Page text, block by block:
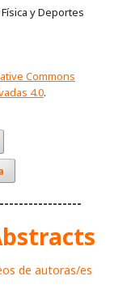
y Deportes
Commons
4.0.
de autoras/es